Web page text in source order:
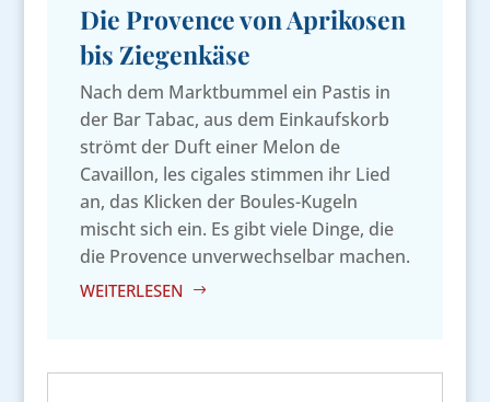
Die Provence von Aprikosen
bis Ziegenkäse
Nach dem Marktbummel ein Pastis in
der Bar Tabac, aus dem Einkaufskorb
strömt der Duft einer Melon de
Cavaillon, les cigales stimmen ihr Lied
an, das Klicken der Boules-Kugeln
mischt sich ein. Es gibt viele Dinge, die
die Provence unverwechselbar machen.
WEITERLESEN